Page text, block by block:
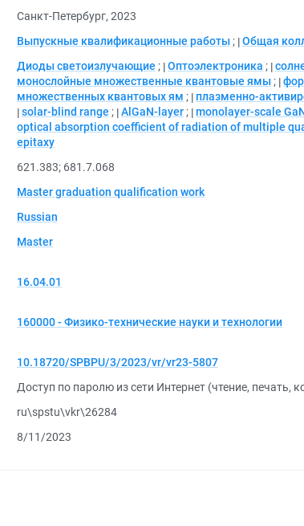
Санкт-Петербург, 2023
Выпускные квалификационные работы ; Общая
Диоды светоизлучающие ; Оптоэлектроника ;
монослойные множественные квантовые ямы ;
множественных квантовых ям ; плазменно-
solar-blind range ; AlGaN-layer ; monolayer-scale
optical absorption coefficient of radiation of multiple
epitaxy
621.383; 681.7.068
Master graduation qualification work
Russian
Master
16.04.01
160000 - Физико-технические науки и технологии
10.18720/SPBPU/3/2023/vr/vr23-5807
Доступ по паролю из сети Интернет (чтение, печать,
ru\spstu\vkr\26284
8/11/2023